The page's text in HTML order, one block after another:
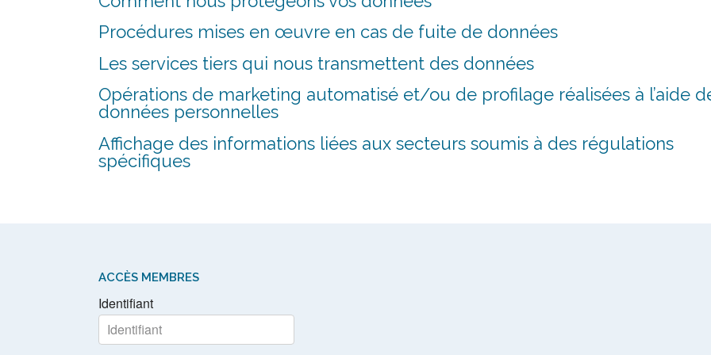
Procédures mises en œuvre en cas de fuite de données
Les services tiers qui nous transmettent des données
Opérations de marketing automatisé et/ou de profilage réalisées à l’aide
données personnelles
Affichage des informations liées aux secteurs soumis à des régulations
spécifiques
ACCÈS MEMBRES
Identifiant